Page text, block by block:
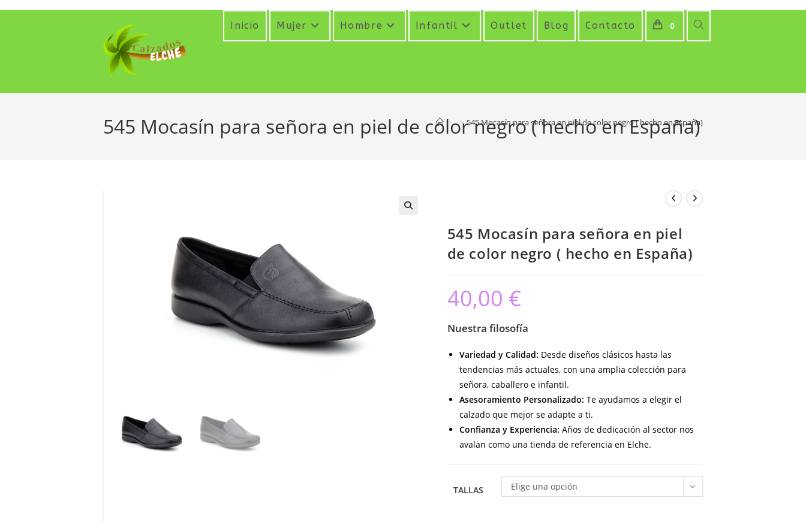
Inicio Mujer Hombre Infantil Outlet Blog Contacto 0 Alternar
web
545 Mocasín para señora en piel de color negro ( hecho en España)
> > 545 Mocasín para señora en piel de color negro ( hecho en España)
545 Mocasín para señora en piel
de color negro ( hecho en España)
40,00 €
Nuestra filosofía
Variedad y Calidad: Desde diseños clásicos hasta las
tendencias más actuales, con una amplia colección para
señora, caballero e infantil.
Asesoramiento Personalizado: Te ayudamos a elegir el
calzado que mejor se adapte a ti.
Confianza y Experiencia: Años de dedicación al sector nos
avalan como una tienda de referencia en Elche.
TALLAS Elige una opción